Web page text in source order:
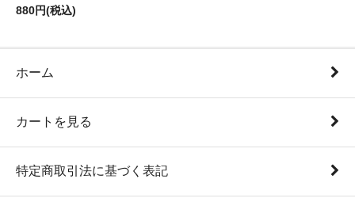
880円(税込)
ホーム
カートを見る
特定商取引法に基づく表記